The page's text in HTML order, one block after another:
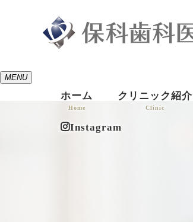
MENU
ホーム
Home
クリニック紹介
Clinic
Instagram